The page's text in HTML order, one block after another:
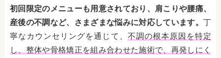
初回限定のメニューも用意されており、肩こりや腰痛、
産後の不調など、さまざまな悩みに対応しています。 丁
寧なカウンセリングを通じて、 不調の根本原因を特定
し、整体や骨格矯正を組み合わせた施術で、再発しにく